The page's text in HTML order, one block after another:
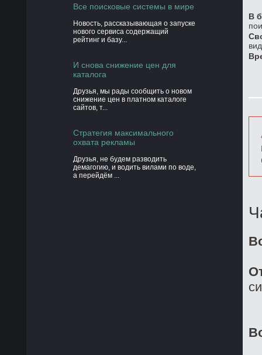
Все поисковые системы в мире
Новость, рассказывающая о запуске
нового сервиса содержащий
рейтинг и базу...
И снова снижение цен для
каталога
Друзья, мы рады сообщить о новом
снижение цен в платном каталоге
сайтов, т...
Стратегия максимального
охвата рекламы
Друзья, не будем разводить
демагогию, и водить вилами по воде,
а перейдём ...
В